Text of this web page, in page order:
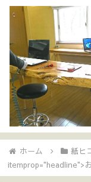
ホーム 紙ヒ
itemprop="headline">